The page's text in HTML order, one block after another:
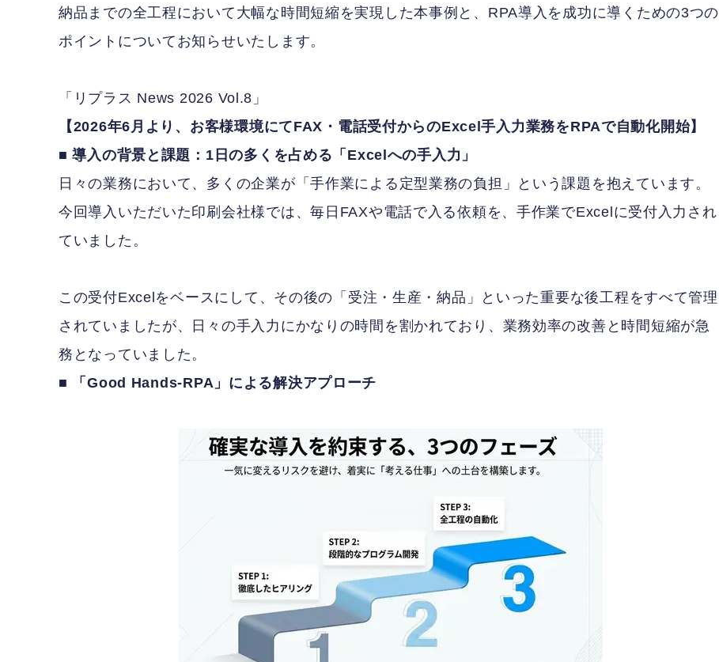
納品までの全工程において大幅な時間短縮を実現した本事例と、RPA導入を成功に導くための3つの
ポイントについてお知らせいたします。
「リプラス News 2026 Vol.8」
【2026年6月より、お客様環境にてFAX・電話受付からのExcel手入力業務をRPAで自動化開始】
■ 導入の背景と課題：1日の多くを占める「Excelへの手入力」
日々の業務において、多くの企業が「手作業による定型業務の負担」という課題を抱えています。
今回導入いただいた印刷会社様では、毎日FAXや電話で入る依頼を、手作業でExcelに受付入力され
ていました。
この受付Excelをベースにして、その後の「受注・生産・納品」といった重要な後工程をすべて管理
されていましたが、日々の手入力にかなりの時間を割かれており、業務効率の改善と時間短縮が急
務となっていました。
■ 「Good Hands-RPA」による解決アプローチ